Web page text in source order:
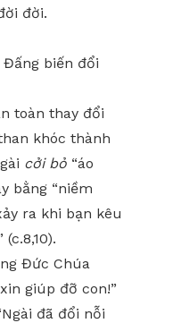
đời.
biến đổi
toàn thay đổi
khóc thành
cởi bỏ “áo
bằng “niềm
ra khi bạn kêu
Đức Chúa
giúp đỡ con!”
đã đổi nỗi